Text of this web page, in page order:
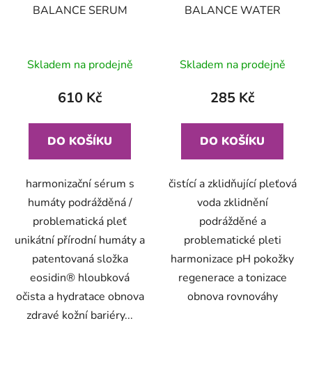
BALANCE SERUM
Skladem na prodejně
610 Kč
DO KOŠÍKU
harmonizační sérum s
humáty podrážděná /
problematická pleť
unikátní přírodní humáty a
patentovaná složka
eosidin® hloubková
očista a hydratace obnova
zdravé kožní bariéry...
BALANCE WATER
Skladem na prodejně
285 Kč
DO KOŠÍKU
čistící a zklidňující pleťová
voda zklidnění
podrážděné a
problematické pleti
harmonizace pH pokožky
regenerace a tonizace
obnova rovnováhy